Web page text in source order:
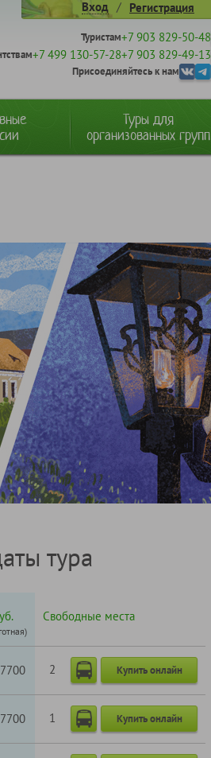
Вход / Регистрация
Туристам+7 903 829-50-48
+7 499 130-57-28+7 903 829-49-13
Присоединяйтесь к нам
Туры для
организованных групп
тура
Свободные места
2 Купить онлайн
1 Купить онлайн